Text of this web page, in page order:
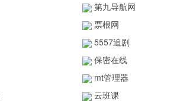
第九导航网
票根网
5557追剧
保密在线
mt管理器
云班课